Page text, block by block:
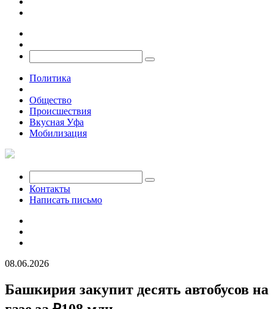
Политика
Общество
Происшествия
Вкусная Уфа
Мобилизация
Контакты
Написать письмо
08.06.2026
Башкирия закупит десять автобусов на